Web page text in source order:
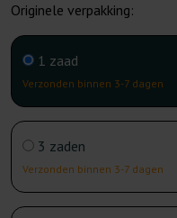
Originele verpakking:
1 zaad
Verzonden binnen 3-7 dagen
3 zaden
Verzonden binnen 3-7 dagen